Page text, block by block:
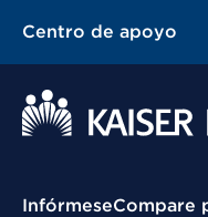
Centro de apoyo
Menú contextual
InfórmeseCompare